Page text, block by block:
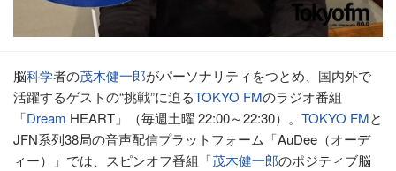
脳科学者の茂木健一郎がパーソナリティをつとめ、国内外で
活躍するゲストの“挑戦”に迫るTOKYO FMのラジオ番組
「Dream HEART」（毎週土曜 22:00～22:30）。 TOKYO FMと
JFN系列38局の音声配信プラットフォーム「AuDee（オーデ
ィー）」では、スピンオフ番組「茂木健一郎のポジティブ脳